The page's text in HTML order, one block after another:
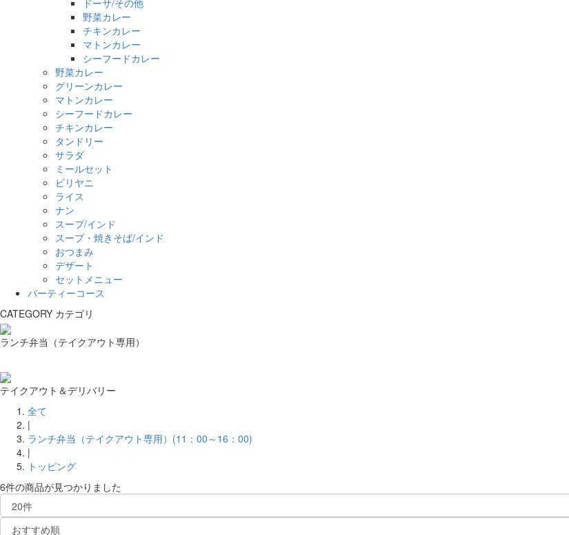
ドーサ/その他
野菜カレー
チキンカレー
マトンカレー
シーフードカレー
野菜カレー
グリーンカレー
マトンカレー
シーフードカレー
チキンカレー
タンドリー
サラダ
ミールセット
ビリヤニ
ライス
ナン
スープ/インド
スープ・焼きそば/インド
おつまみ
デザート
セットメニュー
パーティーコース
CATEGORY カテゴリ
ランチ弁当（テイクアウト専用）
テイクアウト＆デリバリー
全て
|
ランチ弁当（テイクアウト専用）(11：00～16：00)
|
トッピング
6件の商品が見つかりました